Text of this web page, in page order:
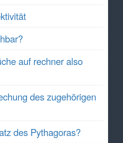
auf rechner also
des zugehörigen
des Pythagoras?